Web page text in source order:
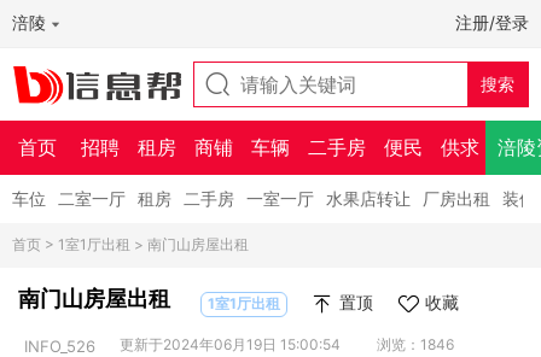
涪陵 注册/登录
首页 招聘 租房 商铺 车辆 二手房 便民 供求 涪陵
车位 二室一厅 租房 二手房 一室一厅 水果店转让 厂房出租 装修
首页 > 1室1厅出租 > 南门山房屋出租
南门山房屋出租 1室1厅出租 置顶 收藏
INFO_526 更新于2024年06月19日 15:00:54 浏览：1846